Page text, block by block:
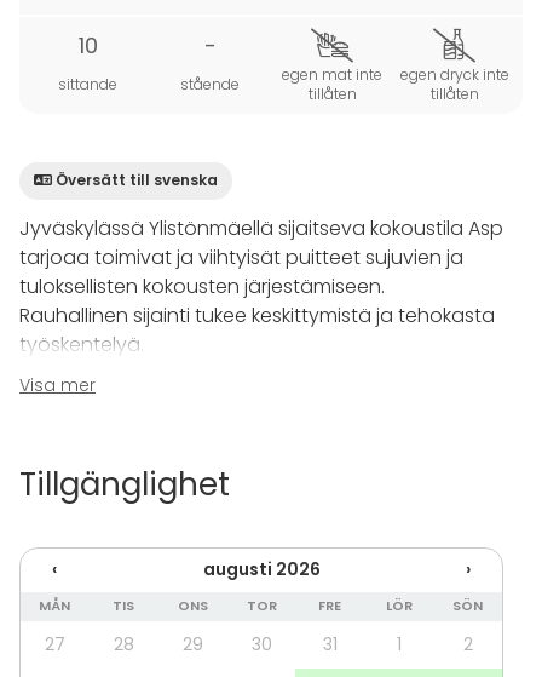
10
sittande
-
stående
egen mat inte
tillåten
egen dryck inte
tillåten
Översätt till svenska
Jyväskylässä Ylistönmäellä sijaitseva kokoustila Asp
tarjoaa toimivat ja viihtyisät puitteet sujuvien ja
tuloksellisten kokousten järjestämiseen.
Rauhallinen sijainti tukee keskittymistä ja tehokasta
työskentelyä.
Aspissa voit kokoontua 12 hengen voimin, joten tila
kokoukseen.
Perusvarusteluun kuuluvat langaton WLAN-yhteys,
dataprojektori, muistiinpanovälineet sekä fläppitaulu,
jotka tukevat sujuvaa esittämistä ja ideointia.
Visa mer
Tillgänglighet
‹ augusti 2026 ›
MÅN TIS ONS TOR FRE LÖR SÖN
27 28 29 30 31 1
2